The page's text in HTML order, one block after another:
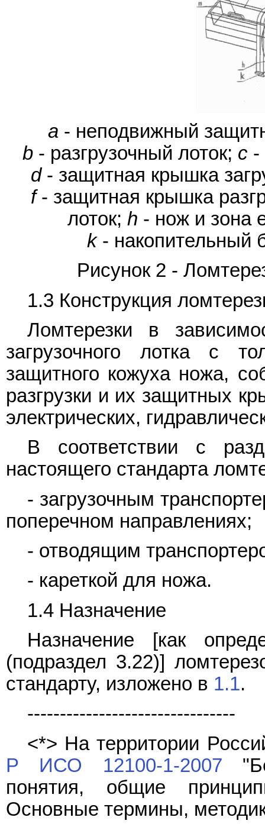
a - неподвижный
b- разгрузочный лоток; c -
d- защитная крышка
f- защитная крышка
лоток; h - нож и зона
k- накопительный
Рисунок 2 -
1.3 Конструкция
Ломтерезки в
загрузочного лотка с
защитного кожуха ножа,
разгрузки и их защитных
электрических,
В соответствии с
настоящего стандарта
- загрузочным
поперечном направлениях;
- отводящим
- кареткой для ножа.
1.4 Назначение
Назначение [как
(подраздел 3.22)]
стандарту, изложено в 1.1.
--------------------------------
<*> На территории
Р ИСО 12100-1-2007
понятия, общие
Основные термины,